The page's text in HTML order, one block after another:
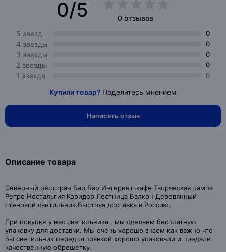
0/5
0 отзывов
5 звезд
0
4 звезды 0
3 звезды 0
2 звезды 0
1 звезда 0
Купили товар? Поделитесь мнением
Написать отзыв
Описание товара
Северный ресторан Бар Бар Интернет-кафе Творческая лампа
Ретро Ностальгия Коридор Лестница Балкон Деревянный
стеновой светильник.Быстрая доставка в Россию.
При покупке у нас светильника , мы сделаем бесплатную
упаковку для доставки. Мы очень хорошо знаем как важно что
бы светильник перед отправкой хорошо упаковали и предали
качественную обрешетку.